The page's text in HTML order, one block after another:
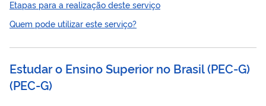
formalização de convênio, por meio de processo
administrativo, observada a lista de documentos constante no
instrução do processo, o convênio é formalizado, normalmente,
com vigência de cinco anos. A partir...
Etapas para a realização deste serviço
Quem pode utilizar este serviço?
Estudar o Ensino Superior no Brasil (PEC-G)
(PEC-G)